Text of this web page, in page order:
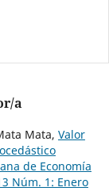
a
Mata, Valor
de Economía
Núm. 1: Enero